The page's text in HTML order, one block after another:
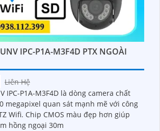
IPC-P1A-M3F4D PTX NGOÀI
Liên Hệ
IPC-P1A-M3F4D là dòng camera chất
megapixel quan sát mạnh mẽ với công
Wifi. Chip CMOS màu đẹp hơn giúp
hồng ngoại 30m